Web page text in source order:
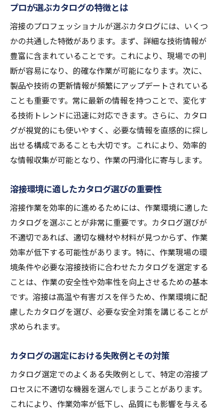
プロが選ぶカタログの特徴とは
溶接のプロフェッショナルが選ぶカタログには、いくつ
かの共通した特徴があります。まず、詳細な技術情報が
豊富に含まれていることです。これにより、現場での判
断が容易になり、的確な作業が可能になります。次に、
製品や技術の更新情報が頻繁にアップデートされている
ことも重要です。常に最新の情報を持つことで、変化す
る技術トレンドに迅速に対応できます。さらに、カタロ
グが視覚的にも使いやすく、必要な情報を直感的に探し
出せる構成であることも大切です。これにより、効率的
な情報収集が可能となり、作業の円滑化に寄与します。
溶接環境に適したカタログ選びの重要性
溶接作業を効率的に進めるためには、作業環境に適した
カタログを選ぶことが非常に重要です。カタログ選びが
不適切であれば、適切な機材や材料が見つからず、作業
効率が低下する可能性があります。特に、作業現場の環
境条件や必要な溶接技術に合わせたカタログを選定する
ことは、作業の安全性や効率性を向上させるための基本
です。溶接は高温や有害ガスを伴うため、作業環境に配
慮したカタログを選び、必要な安全対策を講じることが
求められます。
カタログの選定における失敗例とその対策
カタログ選定でのよくある失敗例として、特定の溶接プ
ロセスに不適切な機器を選んでしまうことがあります。
これにより、作業効率が低下し、品質にも影響を与える